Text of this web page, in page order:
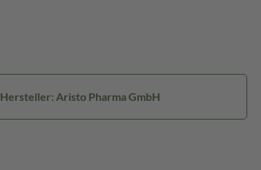
Hersteller: Aristo Pharma GmbH